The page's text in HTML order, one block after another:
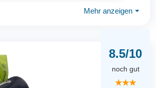
Mehr anzeigen ⏷
8.5/10
noch gut
★★★